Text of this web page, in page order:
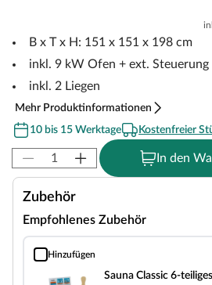
B x T x H: 151 x 151 x 198 cm
inkl. 9 kW Ofen + ext. Steuerung
inkl. 2 Liegen
Mehr Produktinformationen
10 bis 15 Werktage
Kostenfreier
In den
Zubehör
Empfohlenes Zubehör
Hinzufügen
Sauna Classic 6-teiliges Zubehörset
Sauna Classic 6-